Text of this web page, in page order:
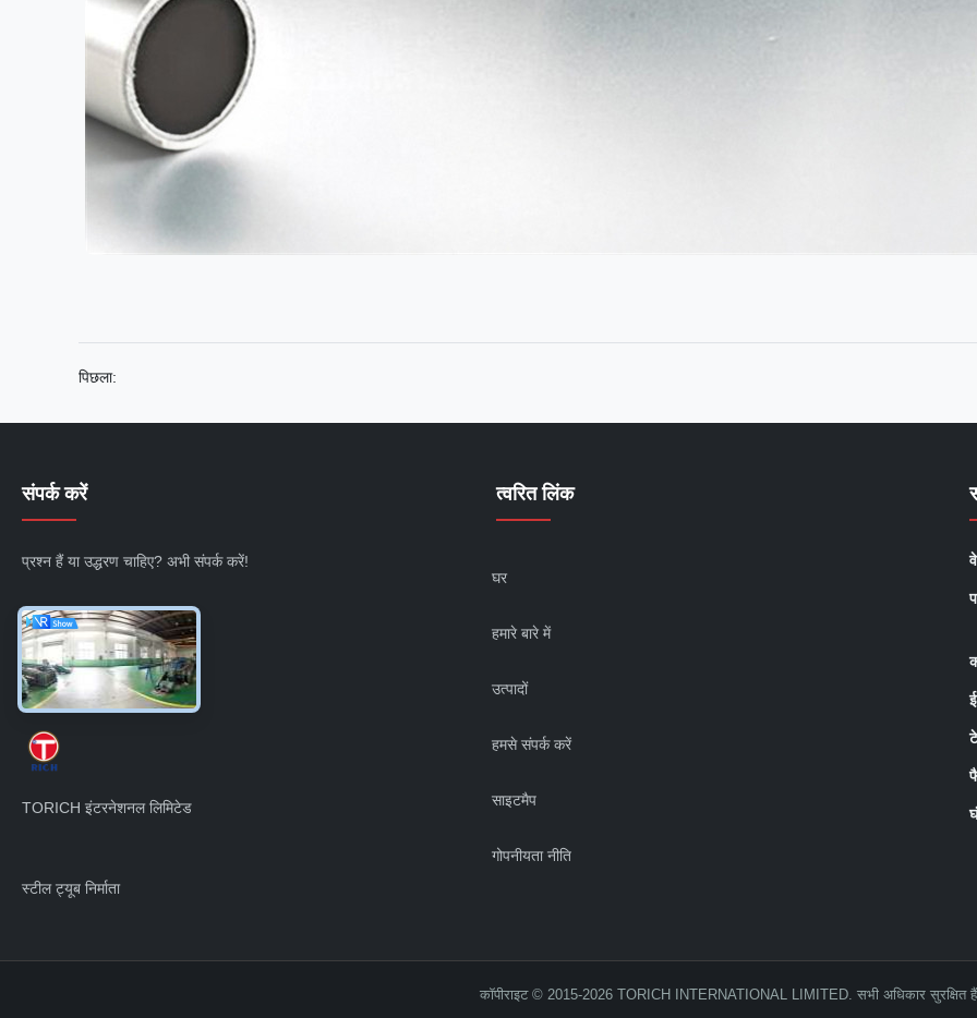
पिछला:
संपर्क करें
प्रश्न हैं या उद्धरण चाहिए? अभी संपर्क करें!
अभी पूछताछ करें
TORICH इंटरनेशनल लिमिटेड
स्टील ट्यूब निर्माता
त्वरित लिंक
घर
हमारे बारे में
उत्पादों
हमसे संपर्क करें
साइटमैप
गोपनीयता नीति
कॉपीराइट © 2015-2026 TORICH INTERNATIONAL LIMITED. सभी अधिकार सुरक्षित